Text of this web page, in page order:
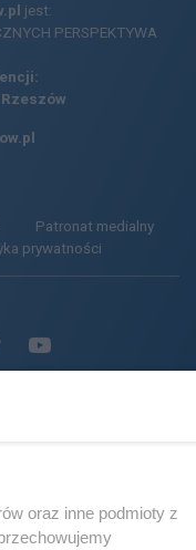
jest:
PERSPEKTYWA
Patronat medialny
prywatności
Youtube.com
oraz inne podmioty z